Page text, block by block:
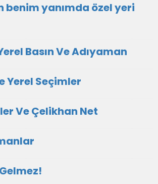
benim yanımda özel yeri
Basın Ve Adıyaman
Yerel Seçimler
Ve Çelikhan Net